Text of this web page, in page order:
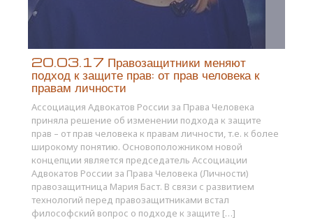
20.03.17 Правозащитники меняют
подход к защите прав: от прав человека к
правам личности
Ассоциация Адвокатов России за Права Человека
приняла решение об изменении подхода к защите
прав – от прав человека к правам личности, т.е. к более
широкому понятию. Основоположником новой
концепции является председатель Ассоциации
Адвокатов России за Права Человека (Личности)
правозащитница Мария Баст. В связи с развитием
технологий перед правозащитниками встал
философский вопрос о подходе к защите […]